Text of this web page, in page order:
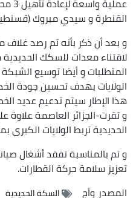
القنطرة و سيدي مبروك
لاقتناء معدات للسكك الحديدية
المتطلبات و أيضا توسيع الشبكة
الولايات بهدف تحسين جودة
هذا الإطار سيتم تدعيم عديد
و تقرت-الجزائر العاصمة
الحديدية تربط الولايات الكبرى
و تم بالمناسبة تفقد أشغال
تعزيز سلامة حركة القطارات.
المصدروأج
السكة الحديدية